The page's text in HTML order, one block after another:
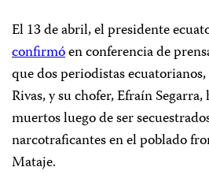
El 13 de abril, el presidente
confirmóen conferencia de
que dos periodistas
Rivas, y su chofer, Efraín
muertos luego de ser
narcotraficantes en el poblado
Mataje.